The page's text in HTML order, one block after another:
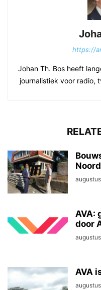
https://
Johan Th. Bos heeft
journalistiek voor radio,
AVA:
door
AVA